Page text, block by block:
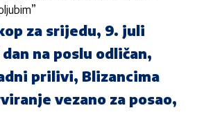
za srijedu, 9. juli
na poslu odličan,
prilivi, Blizancima
vezano za posao,